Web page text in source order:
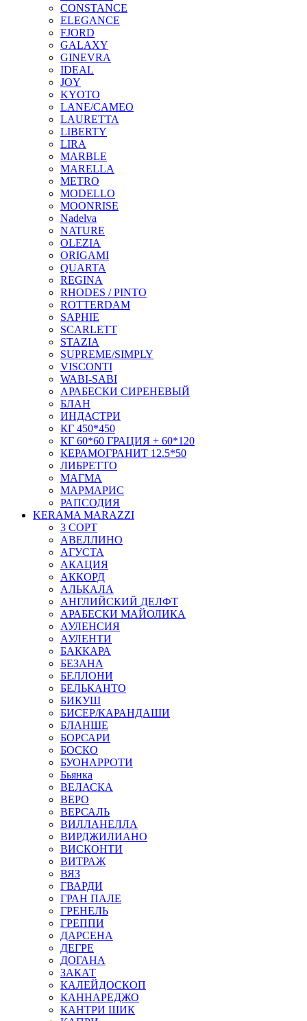
CONSTANCE
ELEGANCE
FJORD
GALAXY
GINEVRA
IDEAL
JOY
KYOTO
LANE/CAMEO
LAURETTA
LIBERTY
LIRA
MARBLE
MARELLA
METRO
MODELLO
MOONRISE
Nadelva
NATURE
OLEZIA
ORIGAMI
QUARTA
REGINA
RHODES / PINTO
ROTTERDAM
SAPHIE
SCARLETT
STAZIA
SUPREME/SIMPLY
VISCONTI
WABI-SABI
АРАБЕСКИ СИРЕНЕВЫЙ
БЛАН
ИНДАСТРИ
КГ 450*450
КГ 60*60 ГРАЦИЯ + 60*120
КЕРАМОГРАНИТ 12.5*50
ЛИБРЕТТО
МАГМА
МАРМАРИС
РАПСОДИЯ
KERAMA MARAZZI
3 СОРТ
АВЕЛЛИНО
АГУСТА
АКАЦИЯ
АККОРД
АЛЬКАЛА
АНГЛИЙСКИЙ ДЕЛФТ
АРАБЕСКИ МАЙОЛИКА
АУЛЕНСИЯ
АУЛЕНТИ
БАККАРА
БЕЗАНА
БЕЛЛОНИ
БЕЛЬКАНТО
БИКУШ
БИСЕР/КАРАНДАШИ
БЛАНШЕ
БОРСАРИ
БОСКО
БУОНАРРОТИ
Бьянка
ВЕЛАСКА
ВЕРО
ВЕРСАЛЬ
ВИЛЛАНЕЛЛА
ВИРДЖИЛИАНО
ВИСКОНТИ
ВИТРАЖ
ВЯЗ
ГВАРДИ
ГРАН ПАЛЕ
ГРЕНЕЛЬ
ГРЕППИ
ДАРСЕНА
ДЕГРЕ
ДОГАНА
ЗАКАТ
КАЛЕЙДОСКОП
КАННАРЕДЖО
КАНТРИ ШИК